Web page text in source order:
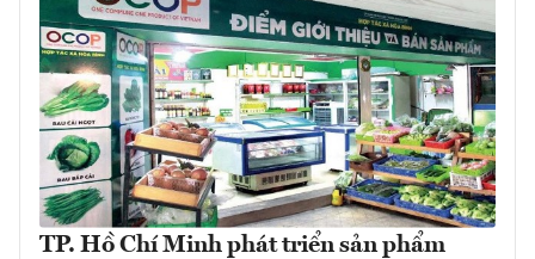
TP. Hồ Chí Minh phát triển sản phẩm